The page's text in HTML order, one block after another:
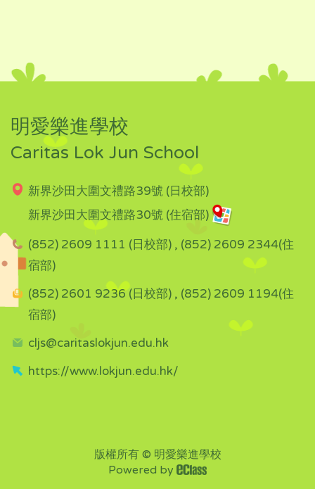
明愛樂進學校
Caritas Lok Jun School
新界沙田大圍文禮路39號 (日校部)
新界沙田大圍文禮路30號 (住宿部)
(852) 2609 1111 (日校部) , (852) 2609 2344(住
宿部)
(852) 2601 9236 (日校部) , (852) 2609 1194(住
宿部)
cljs@caritaslokjun.edu.hk
https://www.lokjun.edu.hk/
版權所有 © 明愛樂進學校
Powered by